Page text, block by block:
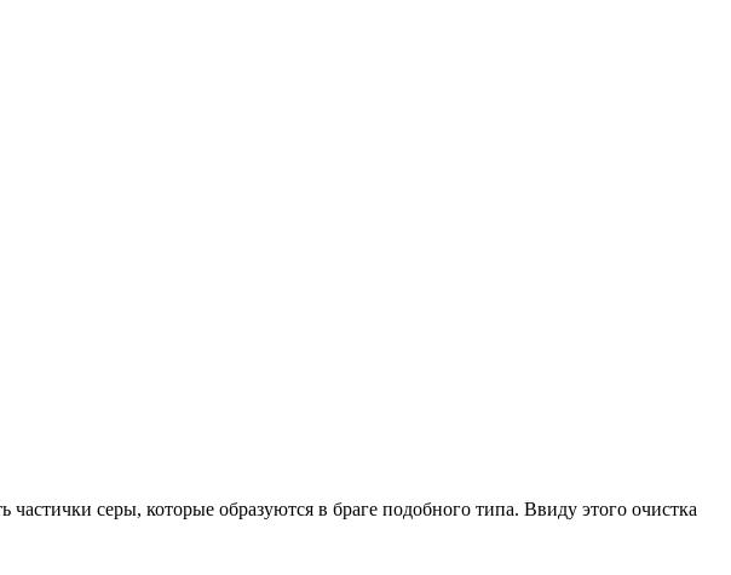
частички серы, которые образуются в браге подобного типа. Ввиду этого очистка